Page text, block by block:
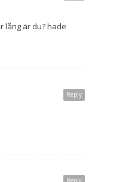
lång är du? hade
Reply
Reply